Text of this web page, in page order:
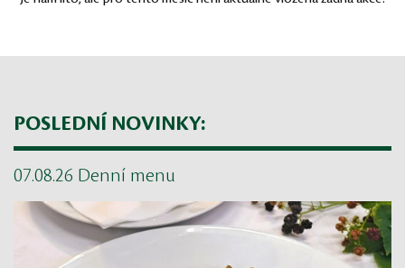
POSLEDNÍ NOVINKY:
07.08.26 Denní menu